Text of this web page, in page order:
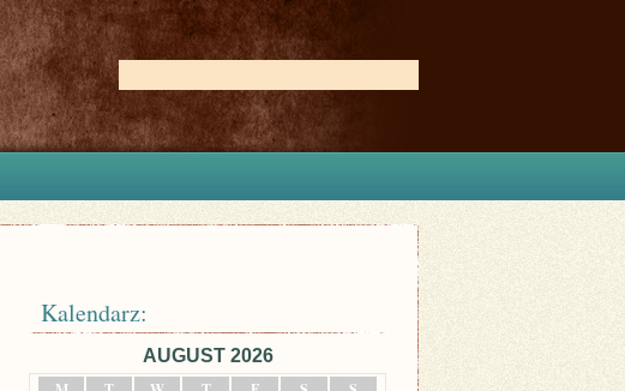
Kalendarz:
AUGUST 2026